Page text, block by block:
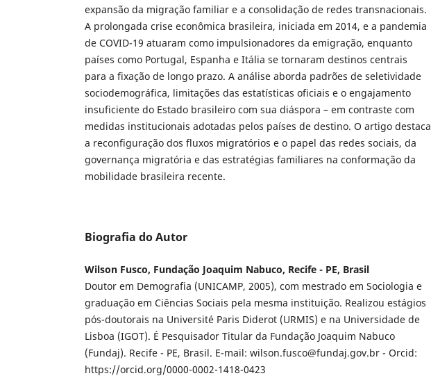
expansão da migração familiar e a consolidação de redes transnacionais.
A prolongada crise econômica brasileira, iniciada em 2014, e a pandemia
de COVID-19 atuaram como impulsionadores da emigração, enquanto
países como Portugal, Espanha e Itália se tornaram destinos centrais
para a fixação de longo prazo. A análise aborda padrões de seletividade
sociodemográfica, limitações das estatísticas oficiais e o engajamento
insuficiente do Estado brasileiro com sua diáspora – em contraste com
medidas institucionais adotadas pelos países de destino. O artigo destaca
a reconfiguração dos fluxos migratórios e o papel das redes sociais, da
governança migratória e das estratégias familiares na conformação da
mobilidade brasileira recente.
Biografia do Autor
Wilson Fusco, Fundação Joaquim Nabuco, Recife - PE, Brasil
Doutor em Demografia (UNICAMP, 2005), com mestrado em Sociologia e
graduação em Ciências Sociais pela mesma instituição. Realizou estágios
pós-doutorais na Université Paris Diderot (URMIS) e na Universidade de
Lisboa (IGOT). É Pesquisador Titular da Fundação Joaquim Nabuco
(Fundaj). Recife - PE, Brasil. E-mail: wilson.fusco@fundaj.gov.br - Orcid:
https://orcid.org/0000-0002-1418-0423